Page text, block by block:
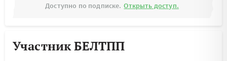
Доступно по подписке. Открыть доступ.
Участник БЕЛТПП